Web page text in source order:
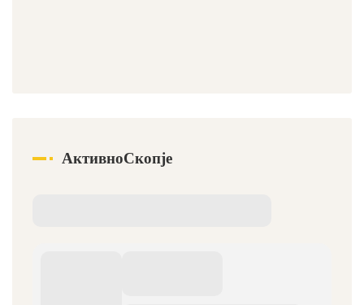
АктивноСкопје